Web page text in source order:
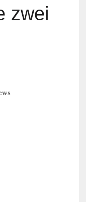
zwei